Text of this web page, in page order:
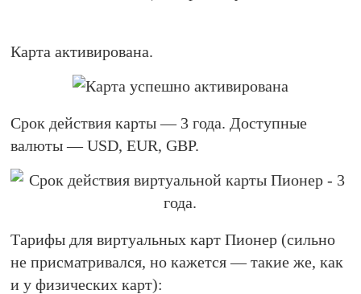
Карта активирована.
Срок действия карты — 3 года. Доступные
валюты — USD, EUR, GBP.
Тарифы для виртуальных карт Пионер (сильно
не присматривался, но кажется — такие же, как
и у физических карт):